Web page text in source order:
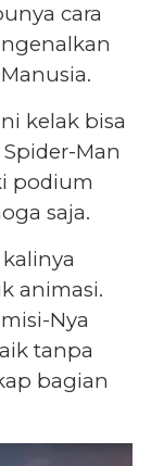
cara
kelak bisa
Man
podium
saja.
animasi.
Nya
tanpa
bagian